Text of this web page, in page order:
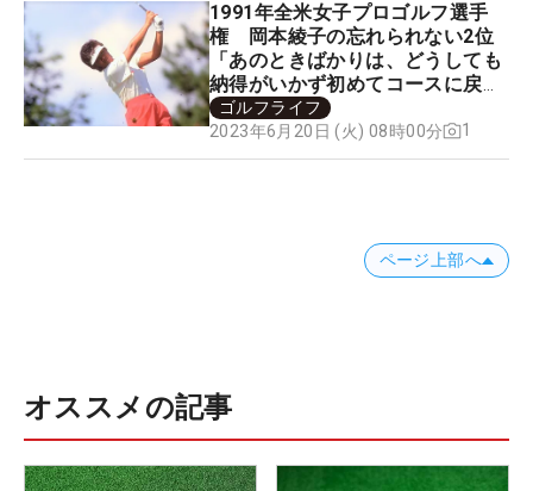
1991年全米女子プロゴルフ選手
権 岡本綾子の忘れられない2位
「あのときばかりは、どうしても
納得がいかず初めてコースに戻っ
た」【名勝負ものがたり】
ゴルフライフ
2023年6月20日 (火) 08時00分
1
ページ上部へ
オススメの記事